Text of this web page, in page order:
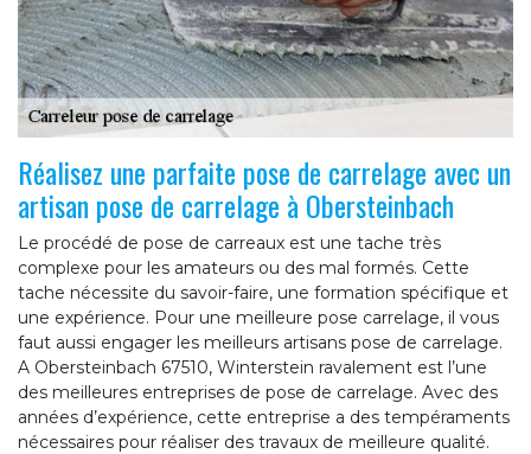
Réalisez une parfaite pose de carrelage avec un
artisan pose de carrelage à Obersteinbach
Le procédé de pose de carreaux est une tache très
complexe pour les amateurs ou des mal formés. Cette
tache nécessite du savoir-faire, une formation spécifique et
une expérience. Pour une meilleure pose carrelage, il vous
faut aussi engager les meilleurs artisans pose de carrelage.
A Obersteinbach 67510, Winterstein ravalement est l’une
des meilleures entreprises de pose de carrelage. Avec des
années d’expérience, cette entreprise a des tempéraments
nécessaires pour réaliser des travaux de meilleure qualité.